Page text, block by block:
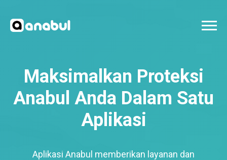
Maksimalkan Proteksi
Anabul Anda Dalam Satu
Aplikasi
Aplikasi Anabul memberikan layanan dan